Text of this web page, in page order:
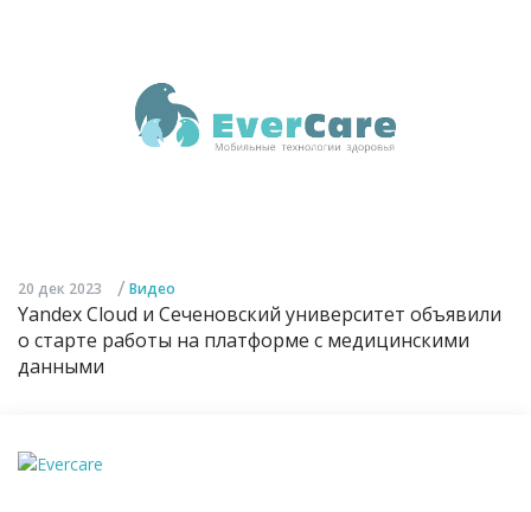
20 дек 2023 / Видео
Yandex Cloud и Сеченовский университет объявили
о старте работы на платформе с медицинскими
данными